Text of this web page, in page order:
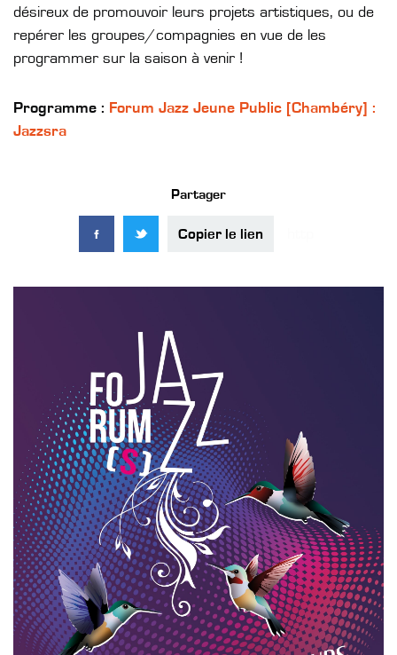
désireux de promouvoir leurs projets artistiques, ou de
repérer les groupes/compagnies en vue de les
programmer sur la saison à venir !
Programme : Forum Jazz Jeune Public [Chambéry] :
Jazzsra
Partager
Copier le lien